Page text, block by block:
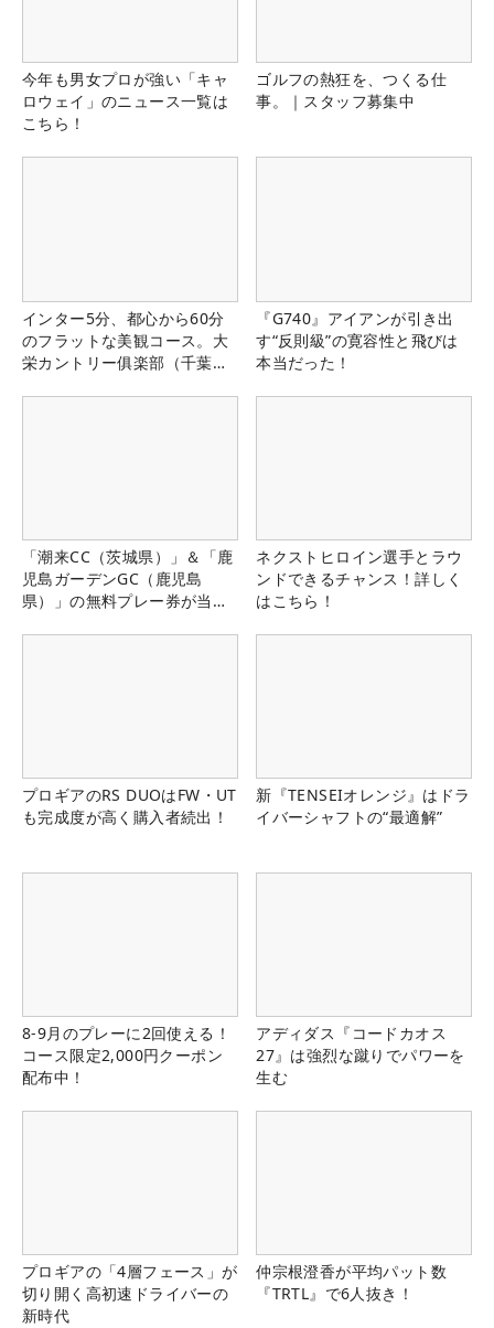
今年も男女プロが強い「キャ
ロウェイ」のニュース一覧は
こちら！
ゴルフの熱狂を、つくる仕
事。｜スタッフ募集中
インター5分、都心から60分
のフラットな美観コース。大
栄カントリー俱楽部（千葉
『G740』アイアンが引き出
す“反則級”の寛容性と飛びは
本当だった！
「潮来CC（茨城県）」＆「鹿
児島ガーデンGC（鹿児島
県）」の無料プレー券が当た
ネクストヒロイン選手とラウ
ンドできるチャンス！詳しく
はこちら！
プロギアのRS DUOはFW・UT
も完成度が高く購入者続出！
新『TENSEIオレンジ』はドラ
イバーシャフトの“最適解”
8-9月のプレーに2回使える！
コース限定2,000円クーポン
配布中！
アディダス『コードカオス
27』は強烈な蹴りでパワーを
生む
プロギアの「4層フェース」が
切り開く高初速ドライバーの
新時代
仲宗根澄香が平均パット数
『TRTL』で6人抜き！